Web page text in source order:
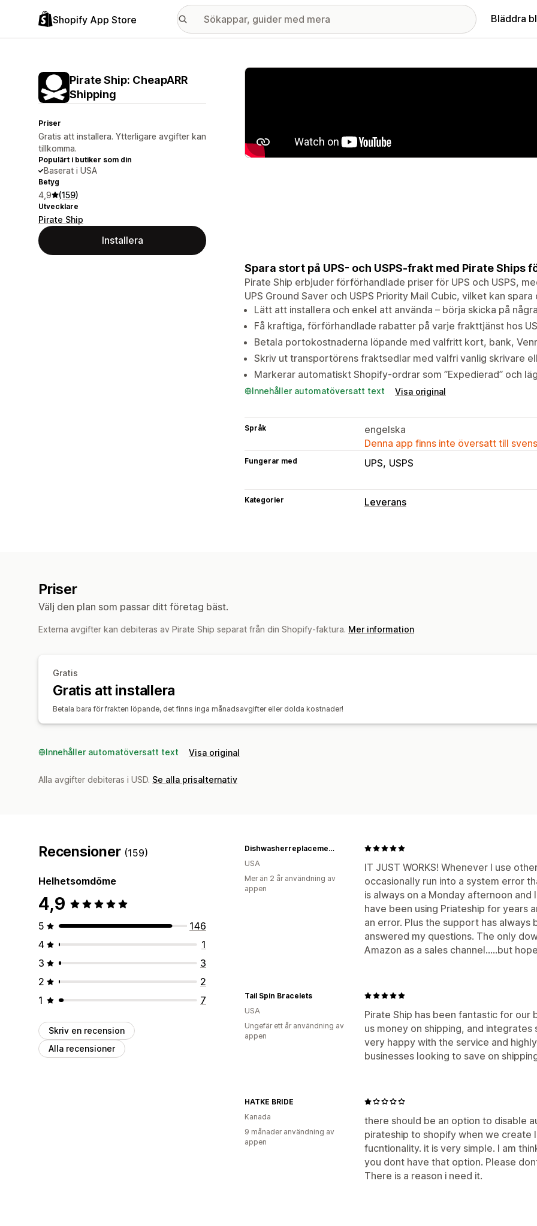
Shopify App Store Bläddra
Pirate Ship: CheapARR
Shipping
Priser
Gratis att installera. Ytterligare avgifter kan
tillkomma.
Populärt i butiker som din
Baserat i USA
Betyg
4,9 (159)
Utvecklare
Pirate Ship
Installera
Galleri med utvalda bilder
Spara stort på UPS- och USPS-frakt med Pirate Ships
Pirate Ship erbjuder förförhandlade priser för UPS och USPS,
UPS Ground Saver och USPS Priority Mail Cubic, vilket kan
Lätt att installera och enkel att använda – börja skicka på
Få kraftiga, förförhandlade rabatter på varje frakttjänst hos
Betala portokostnaderna löpande med valfritt kort, bank,
Skriv ut transportörens fraktsedlar med valfri vanlig skrivare
Markerar automatiskt Shopify-ordrar som ”Expedierad” och
Innehåller automatöversatt text Visa original
Språk
engelska
Denna app finns inte översatt till
Fungerar med UPS USPS
Kategorier Leverans
Orderuppdateringar
Priser
Välj den plan som passar ditt företag bäst.
Externa avgifter kan debiteras av Pirate Ship separat från din Shopify-faktura. Mer information
Gratis
Gratis att installera
Betala bara för frakten löpande, det finns inga månadsavgifter eller dolda kostnader!
Innehåller automatöversatt text Visa original
Alla avgifter debiteras i USD. Se alla prisalternativ
Recensioner (159)
Helhetsomdöme
4,9
5
146
4
1
3
3
2
2
1
7
Skriv en recension
Alla recensioner
IT JUST WORKS! Whenever I use
occasionally run into a system error
is always on a Monday afternoon
have been using Priateship for years
an error. Plus the support has
answered my questions. The only
Amazon as a sales channel.....but
Dishwasherreplacementparts
USA
Mer än 2 år användning av
appen
Pirate Ship has been fantastic for our
us money on shipping, and
very happy with the service and
businesses looking to save on
Tail Spin Bracelets
USA
Ungefär ett år användning av
appen
there should be an option to disable
pirateship to shopify when we create
fucntionality. it is very simple. I am
you dont have that option. Please
There is a reason i need it.
HATKE BRIDE
Kanada
9 månader användning av
appen